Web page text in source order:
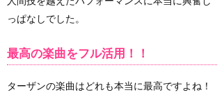
っぱなしでした。
最高の楽曲をフル活用！！
ターザンの楽曲はどれも本当に最高ですよね！